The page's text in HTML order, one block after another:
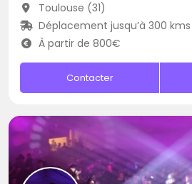
Toulouse (31)
Déplacement jusqu’à 300 kms
À partir de 800€
Contacter